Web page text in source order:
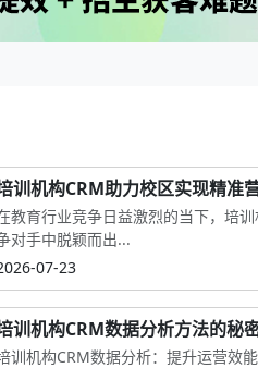
训机构CRM助力校区实现精准
教育行业竞争日益激烈的当下，培
对手中脱颖而出...
07-23
训机构CRM数据分析方法的秘
训机构CRM数据分析：提升运营效